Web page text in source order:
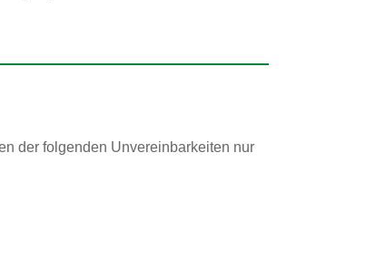
der folgenden Unvereinbarkeiten nur